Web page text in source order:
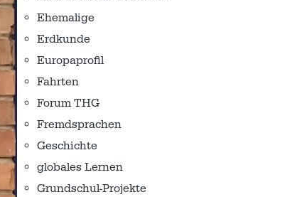
Ehemalige
Erdkunde
Europaprofil
Fahrten
Forum THG
Fremdsprachen
Geschichte
globales Lernen
Grundschul-Projekte